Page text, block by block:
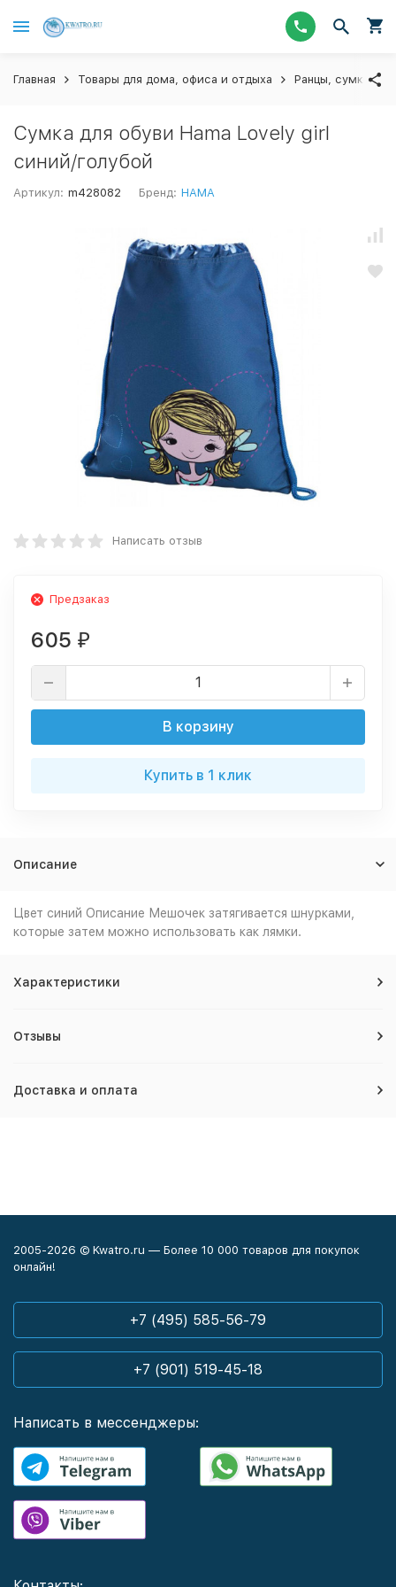
Главная Товары для дома, офиса и отдыха Ранцы, сумки и
Сумка для обуви Hama Lovely girl
синий/голубой
Артикул: m428082 Бренд: HAMA
Написать отзыв
Предзаказ
605 ₽
В корзину
Купить в 1 клик
Описание
Цвет синий Описание Мешочек затягивается шнурками,
которые затем можно использовать как лямки.
Характеристики
Отзывы
Доставка и оплата
2005-2026 © Kwatro.ru — Более 10 000 товаров для покупок
онлайн!
+7 (495) 585-56-79
+7 (901) 519-45-18
Написать в мессенджеры: